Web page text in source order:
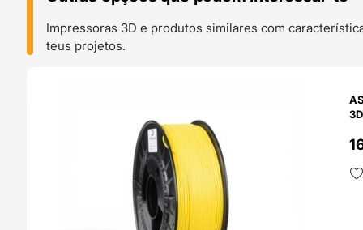
Impressoras 3D e produtos similares com
teus projetos.